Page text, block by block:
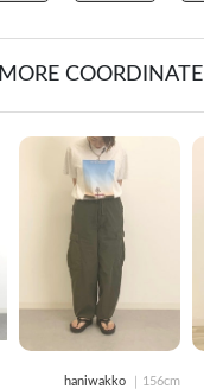
MORE COORDINATE
haniwakko ｜156cm